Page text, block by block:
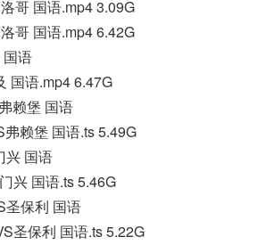
哥 国语.mp4 3.09G
哥 国语.mp4 6.42G
语
国语.mp4 6.47G
赖堡 国语
赖堡 国语.ts 5.49G
兴 国语
兴 国语.ts 5.46G
圣保利 国语
圣保利 国语.ts 5.22G